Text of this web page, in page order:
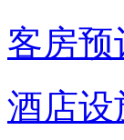
客房预
酒店设